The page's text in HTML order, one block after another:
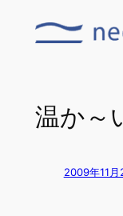
温か～
2009年11月